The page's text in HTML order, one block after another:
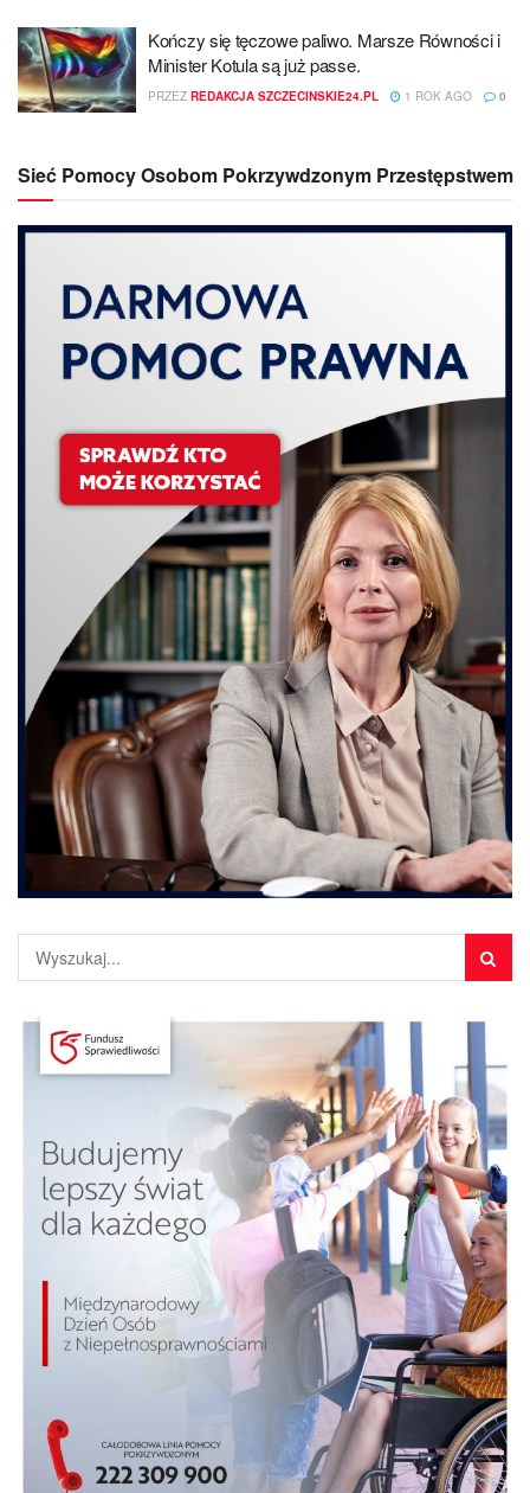
Kończy się tęczowe paliwo. Marsze Równości i
Minister Kotula są już passe.
PRZEZ REDAKCJA SZCZECINSKIE24.PL 1 ROK AGO 0
Sieć Pomocy Osobom Pokrzywdzonym Przestępstwem